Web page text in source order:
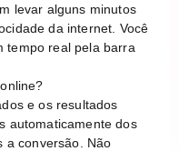
levar alguns minutos
da internet. Você
tempo real pela barra
e os resultados
automaticamente dos
a conversão. Não